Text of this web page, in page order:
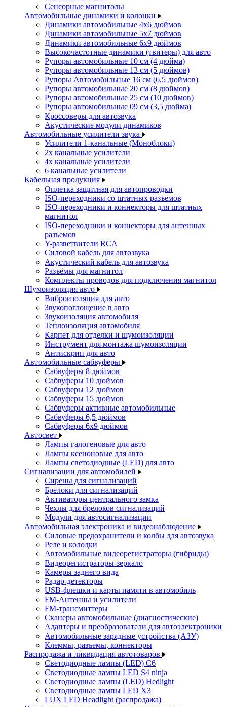
Сенсорные магнитолы
Автомобильные динамики и колонки
Динамики автомобильные 4x6 дюймов
Динамики автомобильные 5x7 дюймов
Динамики автомобильные 6x9 дюймов
Высокочастотные динамики (твитеры) для авто
Рупоры автомобильные 10 см (4 дюйма)
Рупоры автомобильные 13 см (5 дюймов)
Рупоры Автомобильные 16 см (6,5 дюймов)
Рупоры автомобильные 20 см (8 дюймов)
Рупоры автомобильные 25 см (10 дюймов)
Рупоры автомобильные 09 см (3,5 дюйма)
Кроссоверы для автозвука
Акустические модули динамиков
Автомобильные усилители звука
Усилители 1-канальные (Моноблоки)
2х канальные усилители
4х канальные усилители
6 канальные усилители
Кабельная продукция
Оплетка защитная для автопроводки
ISO-переходники со штатных разъемов
ISO-переходники и коннекторы для штатных
магнитол
ISO-переходники и коннекторы для антенных
разъемов
Y-разветвители RCA
Силовой кабель для автозвука
Акустический кабель для автозвука
Разъёмы для магнитол
Комплекты проводов для подключения магнитол
Шумоизоляция авто
Виброизоляция для авто
Звукопоглощение в авто
Звукоизоляция автомобиля
Теплоизоляция автомобиля
Карпет для отделки и шумоизоляции
Инструмент для монтажа шумоизоляции
Антискрип для авто
Автомобильные сабвуферы
Сабвуферы 8 дюймов
Сабвуферы 10 дюймов
Сабвуферы 12 дюймов
Сабвуферы 15 дюймов
Сабвуферы активные автомобильные
Сабвуферы 6,5 дюймов
Сабвуферы 6x9 дюймов
Автосвет
Лампы галогеновые для авто
Лампы ксеноновые для авто
Лампы светодиодные (LED) для авто
Сигнализации для автомобилей
Сирены для сигнализаций
Брелоки для сигнализаций
Активаторы центрального замка
Чехлы для брелоков сигнализаций
Модули для автосигнализации
Автомобильная электроника и видеонаблюдение
Силовые предохранители и колбы для автозвука
Реле и колодки
Автомобильные видеорегистраторы (гибриды)
Видеорегистраторы-зеркало
Камеры заднего вида
Радар-детекторы
USB-флешки и карты памяти в автомобиль
FM-Антенны и усилители
FM-трансмиттеры
Сканеры автомобильные (диагностические)
Адаптеры и преобразователи для автоэлектроники
Автомобильные зарядные устройства (АЗУ)
Клеммы, разъемы, коннекторы
Распродажа и ликвидация автотоваров
Светодиодные лампы (LED) C6
Светодиодные лампы LED S4 ninja
Светодиодные лампы (LED) Hedlight
Светодиодные лампы LED X3
LUX LED Headlight (распродажа)